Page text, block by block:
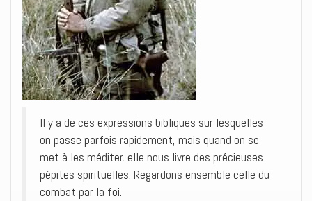
Il y a de ces expressions bibliques sur lesquelles
on passe parfois rapidement, mais quand on se
met à les méditer, elle nous livre des précieuses
pépites spirituelles. Regardons ensemble celle du
combat par la foi.